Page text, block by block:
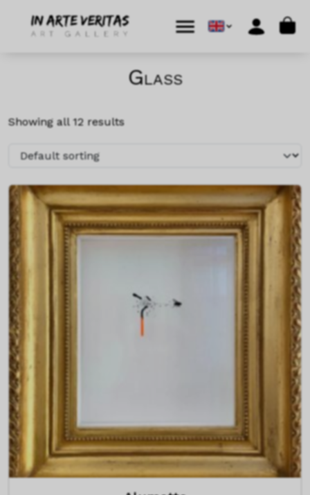
Cart
Glass
Showing all 12 results